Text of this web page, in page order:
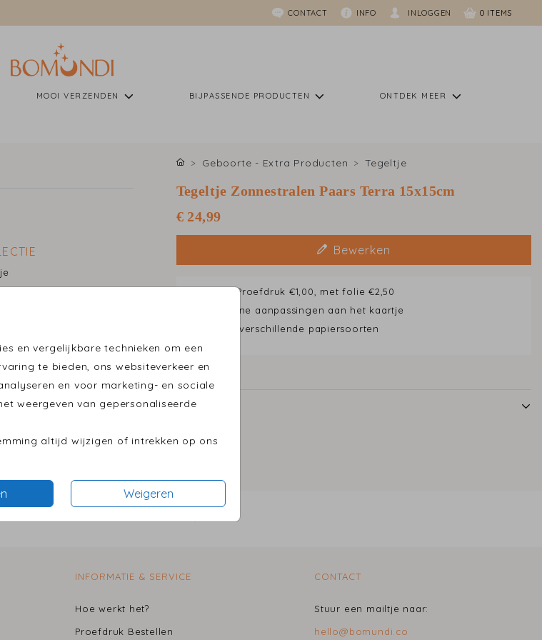
CONTACT INFO INLOGGEN 0
MOOI VERZENDEN BIJPASSENDE PRODUCTEN ONTDEK MEER
en vergelijkbare technieken om een
te bieden, ons websiteverkeer en
en voor marketing- en sociale
weergeven van gepersonaliseerde
altijd wijzigen of intrekken op ons
Weigeren
Geboorte - Extra Producten Tegeltje
Tegeltje Zonnestralen Paars Terra 15x15cm
€ 24,99
Bewerken
• Papieren Proefdruk €1,00, met folie €2,50
Gratis kleine aanpassingen aan het kaartje
Keuze uit verschillende papiersoorten
Prijzen
INFORMATIE & SERVICE
Hoe werkt het?
Proefdruk Bestellen
CONTACT
Stuur een mailtje naar:
hello@bomundi.co